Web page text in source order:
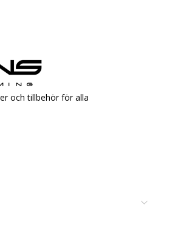
och tillbehör för alla